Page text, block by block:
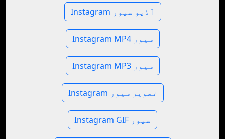
Instagram آڈیو سیور
Instagram MP4 سیور
Instagram MP3 سیور
Instagram تصویر سیور
Instagram GIF سیور